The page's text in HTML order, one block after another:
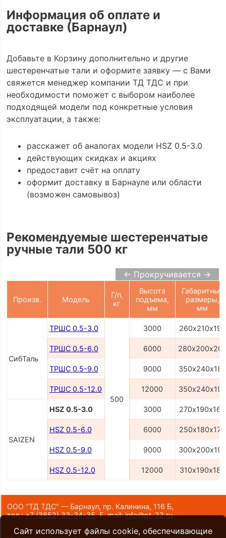
Информация об оплате и
доставке (Барнаул)
Добавьте в Корзину дополнительно и другие
шестеренчатые тали и оформите заявку — с Вами
свяжется менеджер компании ТД ТДС и при
необходимости поможет с выбором наиболее
подходящей модели под конкретные условия
эксплуатации, а также:
расскажет об аналогах модели HSZ 0.5-3.0
действующих скидках и акциях
предоставит счёт на оплату
оформит доставку в Барнауле или области
(возможен самовывоз)
Рекомендуемые шестеренчатые
ручные тали 500 кг
← Прокручивается →
Произв. Модель
Г/п,
кг
Высота
подъема,
мм
Габаритные
размеры,
мм
СибТаль
ТРШС 0.5-3.0
500
3000 260х210х190
ТРШС 0.5-6.0 6000
ТРШС 0.5-9.0 9000 350х240х180
ТРШС 0.5-12.0 12000 350х240х190
SAIZEN
HSZ 0.5-3.0 3000 270х190х160
HSZ 0.5-6.0 6000 250х180х170
HSZ 0.5-9.0 9000 300х200х190
HSZ 0.5-12.0 12000 310х190х180
ООО "ТД ТДС" — Барнаул, пр. Калинина, 116 Б,
тел.:+7 (3852) 33-34-35,E-mail:info@pt-22.ru
Сайт использует файлы cookie, обеспечивающие